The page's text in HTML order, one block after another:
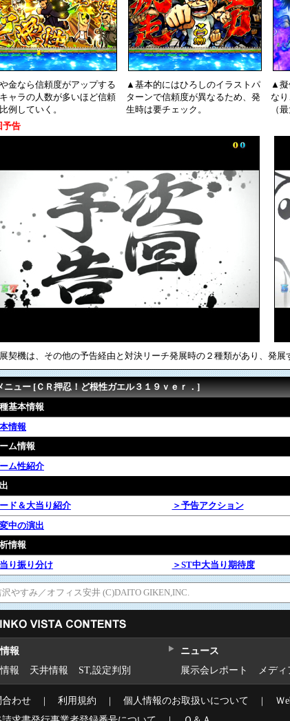
金なら信頼度がアップする
ャラの人数が多いほど信頼
例していく。
▲基本的にはひろしのイラストパ
ターンで信頼度が異なるため、発
生時は要チェック。
▲擬
な
（
予告
契機は、その他の予告経由と対決リーチ発展時の２種類があり、発展
ュー [ＣＲ押忍！ど根性ガエル３１９ｖｅｒ．]
基本情報
情報
ム情報
ム性紹介
ド＆大当り紹介
＞予告アクション
中の演出
情報
り振り分け
＞ST中大当り期待度
沢やすみ／オフィス安井 (C)DAITO GIKEN,INC.
報
報
天井情報 ST,設定判別
ニュース
展示会レポート
メディ
合わせ ｜ 利用規約 ｜ 個人情報のお取扱いについて ｜ Ｗ